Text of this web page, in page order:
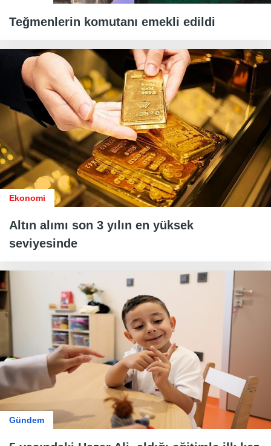
Teğmenlerin komutanı emekli edildi
Ekonomi
Altın alımı son 3 yılın en yüksek
seviyesinde
Gündem